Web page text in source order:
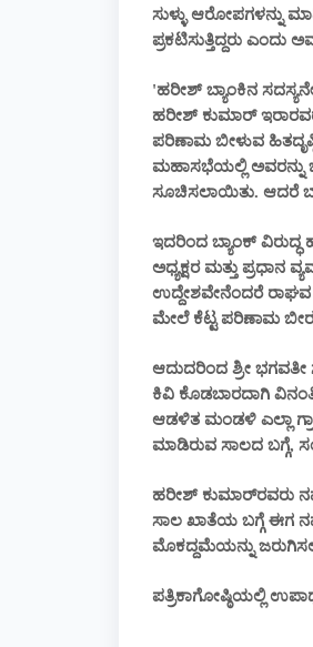
ಸುಳ್ಳು ಆರೋಪಗಳನ್ನು
ಪ್ರಕಟಿಸುತ್ತಿದ್ದರು ಎಂದು
'ಹರೀಶ್ ಬ್ಯಾಂಕಿನ
ಹರೀಶ್ ಕುಮಾರ್
ಪರಿಣಾಮ ಬೀಳುವ
ಮಹಾಸಭೆಯಲ್ಲಿ ಅವರನ್ನು
ಸೂಚಿಸಲಾಯಿತು. ಆದರೆ
ಇದರಿಂದ ಬ್ಯಾಂಕ್ ವಿರುದ್ಧ
ಅಧ್ಯಕ್ಷರ ಮತ್ತು ಪ್ರಧಾನ
ಉದ್ದೇಶವೇನೆಂದರೆ
ಮೇಲೆ ಕೆಟ್ಟ ಪರಿಣಾಮ
ಆದುದರಿಂದ ಶ್ರೀ ಭಗವತೀ
ಕಿವಿ ಕೊಡಬಾರದಾಗಿ
ಆಡಳಿತ ಮಂಡಳಿ ಎಲ್ಲಾ
ಮಾಡಿರುವ ಸಾಲದ ಬಗ್ಗೆ,
ಹರೀಶ್ ಕುಮಾರ್‌ರವರು
ಸಾಲ ಖಾತೆಯ ಬಗ್ಗೆ ಈಗ
ಮೊಕದ್ದಮೆಯನ್ನು
ಪತ್ರಿಕಾಗೋಷ್ಠಿಯಲ್ಲಿ